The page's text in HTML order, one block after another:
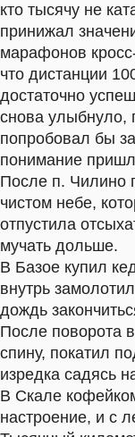
кто тысячу не
принижал
марафонов
что дистанции
достаточно
снова улыбнуло,
попробовал бы
понимание
После п. Чилино
чистом небе,
отпустила
мучать дольше.
В Базое купил
внутрь
дождь
После поворота
спину, покатил
изредка садясь
В Скале
настроение, и с